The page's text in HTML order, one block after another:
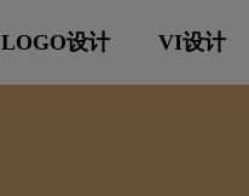
LOGO设计 VI设计